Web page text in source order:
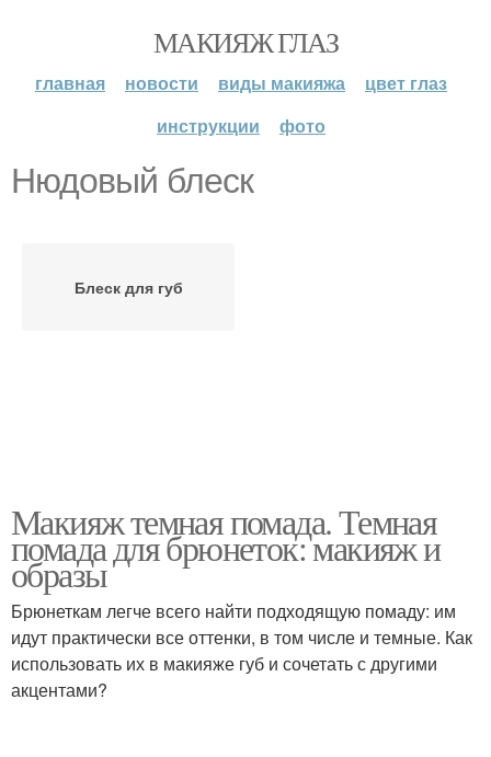
МАКИЯЖ ГЛАЗ
главная новости виды макияжа
цвет глаз
инструкции
фото
Нюдовый блеск
Блеск для губ
Макияж темная помада. Темная
помада для брюнеток: макияж и
образы
Брюнеткам легче всего найти подходящую помаду: им
идут практически все оттенки, в том числе и темные. Как
использовать их в макияже губ и сочетать с другими
акцентами?